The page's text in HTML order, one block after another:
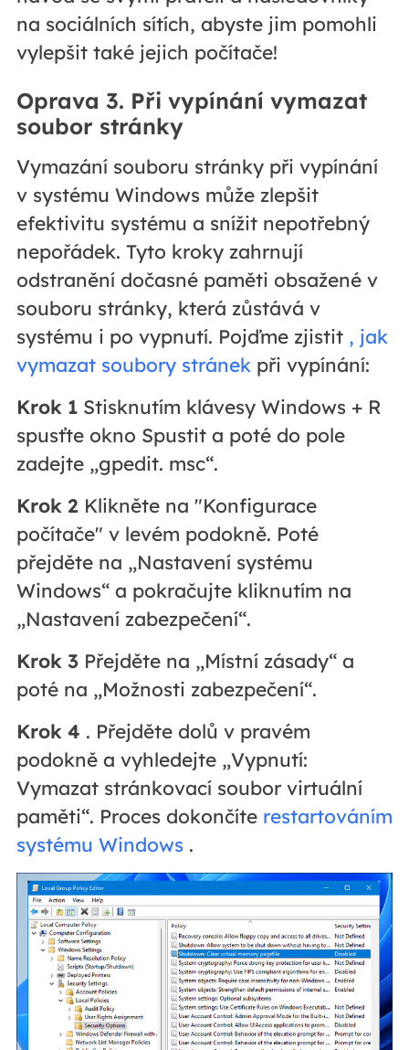
na sociálních sítích, abyste jim pomohli
vylepšit také jejich počítače!
Oprava 3. Při vypínání vymazat
soubor stránky
Vymazání souboru stránky při vypínání
v systému Windows může zlepšit
efektivitu systému a snížit nepotřebný
nepořádek. Tyto kroky zahrnují
odstranění dočasné paměti obsažené v
souboru stránky, která zůstává v
systému i po vypnutí. Pojďme zjistit , jak
vymazat soubory stránekpři vypínání:
Krok 1Stisknutím klávesy Windows + R
spusťte okno Spustit a poté do pole
zadejte „gpedit. msc“.
Krok 2Klikněte na "Konfigurace
počítače" v levém podokně. Poté
přejděte na „Nastavení systému
Windows“ a pokračujte kliknutím na
„Nastavení zabezpečení“.
Krok 3Přejděte na „Místní zásady“ a
poté na „Možnosti zabezpečení“.
Krok 4 . Přejděte dolů v pravém
podokně a vyhledejte „Vypnutí:
Vymazat stránkovací soubor virtuální
paměti“. Proces dokončíte restartováním
systému Windows .